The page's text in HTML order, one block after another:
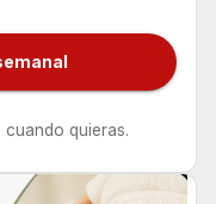
cuando quieras.